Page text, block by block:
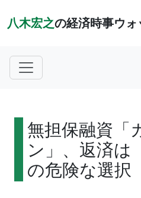
八木宏之の経済時事ウォ
無担保融資「
ン」、返済は
の危険な選択